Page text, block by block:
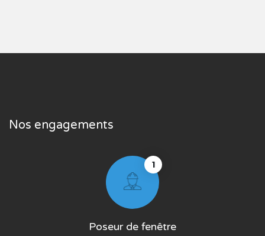
Nos engagements
1
Poseur de fenêtre